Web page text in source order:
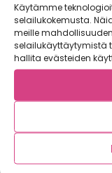
Käytämme
selailukokemusta.
meille
selailukäyttäytymistä
hallita evästeiden
Tilaa